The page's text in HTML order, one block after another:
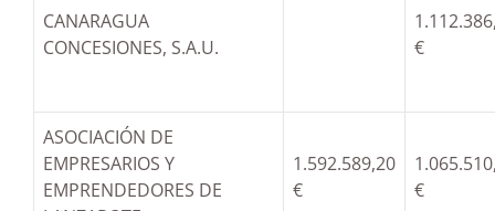
CANARAGUA
CONCESIONES, S.A.U.
€
ASOCIACIÓN DE
EMPRESARIOS Y
EMPRENDEDORES DE
1.592.589,20
€
€